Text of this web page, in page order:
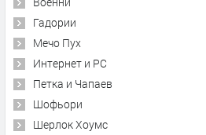
Гадории
Мечо Пух
Интернет и PC
Петка и Чапаев
Шофьори
Шерлок Хоумс